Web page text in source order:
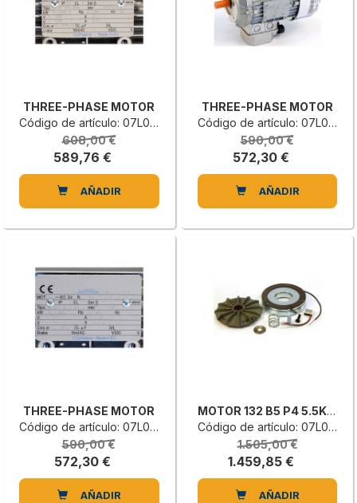
THREE-PHASE MOTOR
Código de artículo: 07L0103110C
608,00 €
589,76 €
AÑADIR
THREE-PHASE MOTOR
Código de artículo: 07L0103109B
590,00 €
572,30 €
AÑADIR
THREE-PHASE MOTOR
Código de artículo: 07L0103108L
590,00 €
572,30 €
AÑADIR
MOTOR 132 B5 P4 5.5KW 230/400V50
Código de artículo: 07L0074001G
1.505,00 €
1.459,85 €
AÑADIR